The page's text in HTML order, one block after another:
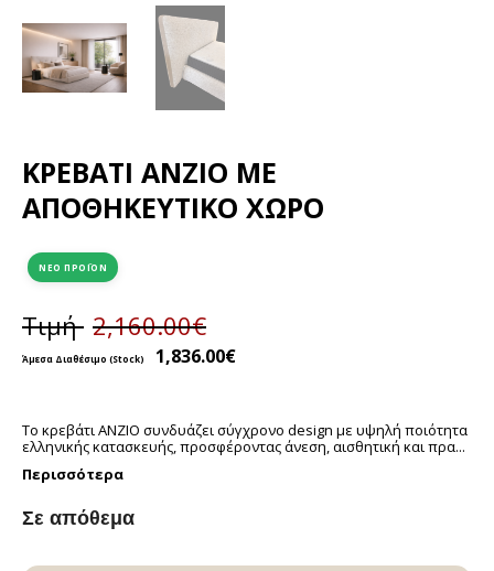
ΚΡΕΒΆΤΙ ANZIO ΜΕ
ΑΠΟΘΗΚΕΥΤΙΚΟ ΧΏΡΟ
ΝΈΟ ΠΡΟΪΌΝ
Τιμή 2,160.00€
1,836.00€
Το κρεβάτι ANZIO συνδυάζει σύγχρονο design με υψηλή ποιότητα
ελληνικής κατασκευής, προσφέροντας άνεση, αισθητική και πρα...
Περισσότερα
Σε απόθεμα